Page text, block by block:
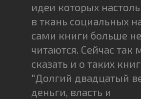
идеи которых
в ткань социальных
сами книги больше не
читаются. Сейчас так
сказать и о таких
"Долгий двадцатый
деньги, власть и